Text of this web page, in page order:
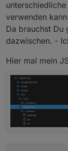
verwenden
Da brauchst Du
dazwischen. -
Hier mal mein